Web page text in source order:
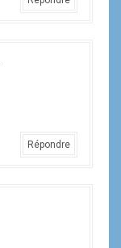
Répondre